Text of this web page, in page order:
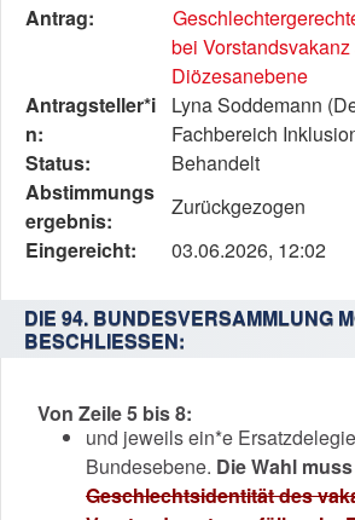
Diese
den
Status,
die
Antragstellerin
und
verschiedene
zum
Änderungsantrag
Antrag:
bei Vorstandsvakanz
Diözesanebene
Antragsteller*i
n:
Lyna Soddemann
Fachbereich
Status:
Behandelt
Abstimmungs
ergebnis:
Zurückgezogen
Eingereicht:
03.06.2026, 12:02
DIE 94. BUNDESVERSAMMLUNG
BESCHLIESSEN:
Von Zeile 5 bis 8:
und jeweils ein*e
Bundesebene. Die Wahl
Geschlechtsidentität des